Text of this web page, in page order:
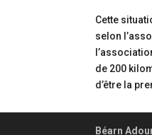
Cette
selon
de 200
d’être la
Béarn